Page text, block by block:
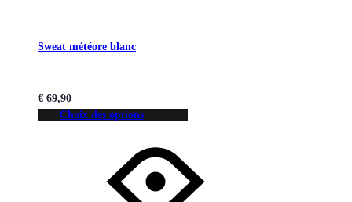
Sweat météore blanc
€ 69,90
Choix des options